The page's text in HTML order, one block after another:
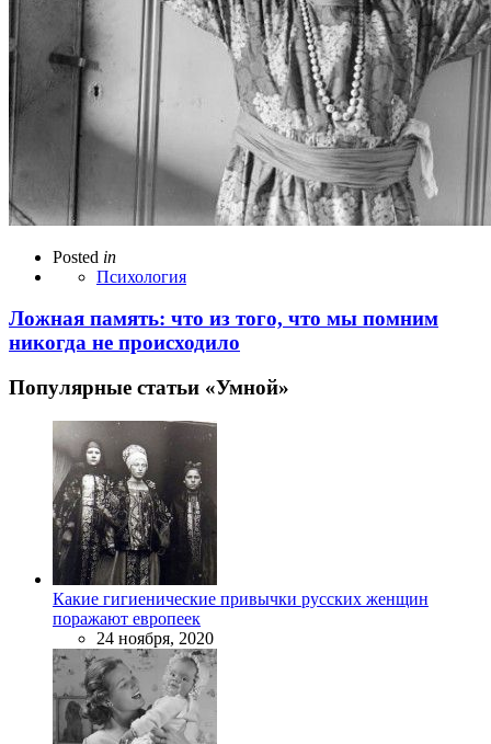
Posted in
Психология
Ложная память: что из того, что мы помним
никогда не происходило
Популярные статьи «Умной»
Какие гигиенические привычки русских женщин
поражают европеек
24 ноября, 2020